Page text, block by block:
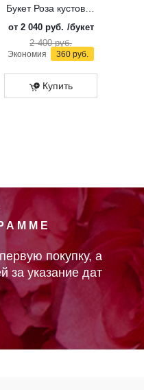
Букет Роза кустовая "Солинеро"
от 2 040 руб. /букет
2 400 руб.
Экономия 360 руб.
Купить
покупку, а
за указание дат